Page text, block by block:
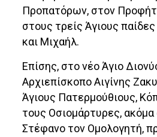
Προπατόρων, στον
στους τρείς Άγιους
και Μιχαήλ.
Επίσης, στο νέο Άγιο
Αρχιεπίσκοπο Αιγίνης
Άγιους Πατερμούθιους,
τους Οσιομάρτυρες, ακόμα
Στέφανο τον Ομολογητή,